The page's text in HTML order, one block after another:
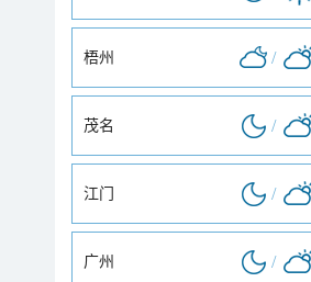
梧州 /
茂名 /
江门 /
广州 /